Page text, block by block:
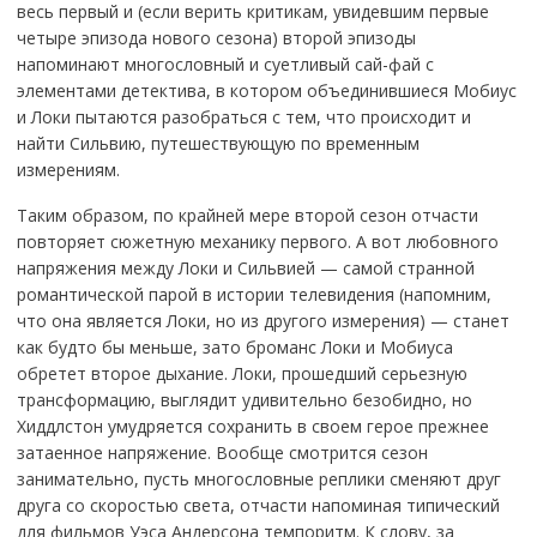
весь первый и (если верить критикам, увидевшим первые
четыре эпизода нового сезона) второй эпизоды
напоминают многословный и суетливый сай-фай с
элементами детектива, в котором объединившиеся Мобиус
и Локи пытаются разобраться с тем, что происходит и
найти Сильвию, путешествующую по временным
измерениям.
Таким образом, по крайней мере второй сезон отчасти
повторяет сюжетную механику первого. А вот любовного
напряжения между Локи и Сильвией — самой странной
романтической парой в истории телевидения (напомним,
что она является Локи, но из другого измерения) — станет
как будто бы меньше, зато броманс Локи и Мобиуса
обретет второе дыхание. Локи, прошедший серьезную
трансформацию, выглядит удивительно безобидно, но
Хиддлстон умудряется сохранить в своем герое прежнее
затаенное напряжение. Вообще смотрится сезон
занимательно, пусть многословные реплики сменяют друг
друга со скоростью света, отчасти напоминая типический
для фильмов Уэса Андерсона темпоритм. К слову, за